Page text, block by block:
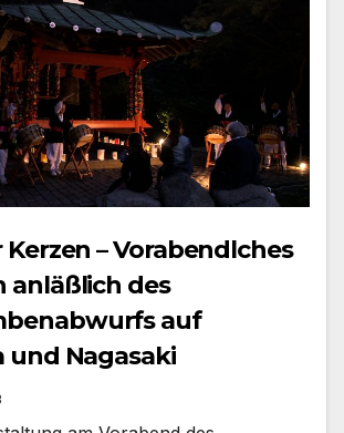
– Vorabendlches
anläßlich des
auf
und Nagasaki